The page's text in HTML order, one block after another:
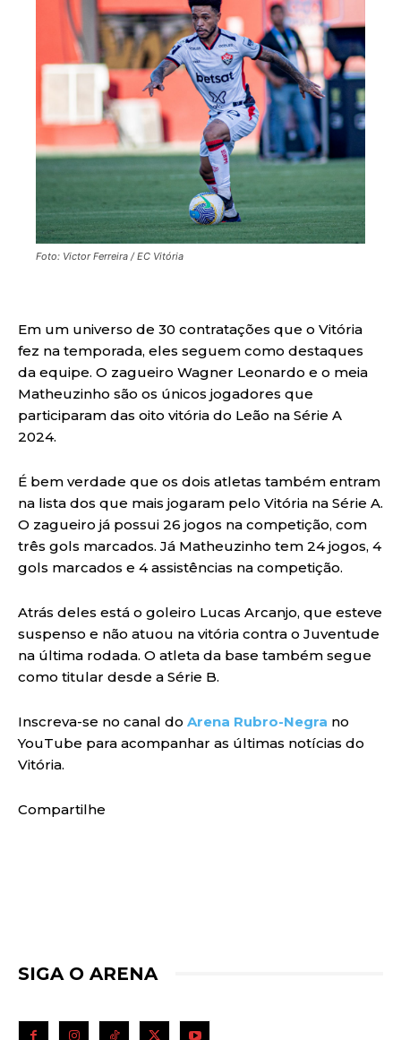
Foto: Victor Ferreira / EC Vitória
Em um universo de 30 contratações que o Vitória
fez na temporada, eles seguem como destaques
da equipe. O zagueiro Wagner Leonardo e o meia
Matheuzinho são os únicos jogadores que
participaram das oito vitória do Leão na Série A
2024.
É bem verdade que os dois atletas também entram
na lista dos que mais jogaram pelo Vitória na Série A.
O zagueiro já possui 26 jogos na competição, com
três gols marcados. Já Matheuzinho tem 24 jogos, 4
gols marcados e 4 assistências na competição.
Atrás deles está o goleiro Lucas Arcanjo, que esteve
suspenso e não atuou na vitória contra o Juventude
na última rodada. O atleta da base também segue
como titular desde a Série B.
Inscreva-se no canal do Arena Rubro-Negra no
YouTube para acompanhar as últimas notícias do
Vitória.
Compartilhe
SIGA O ARENA